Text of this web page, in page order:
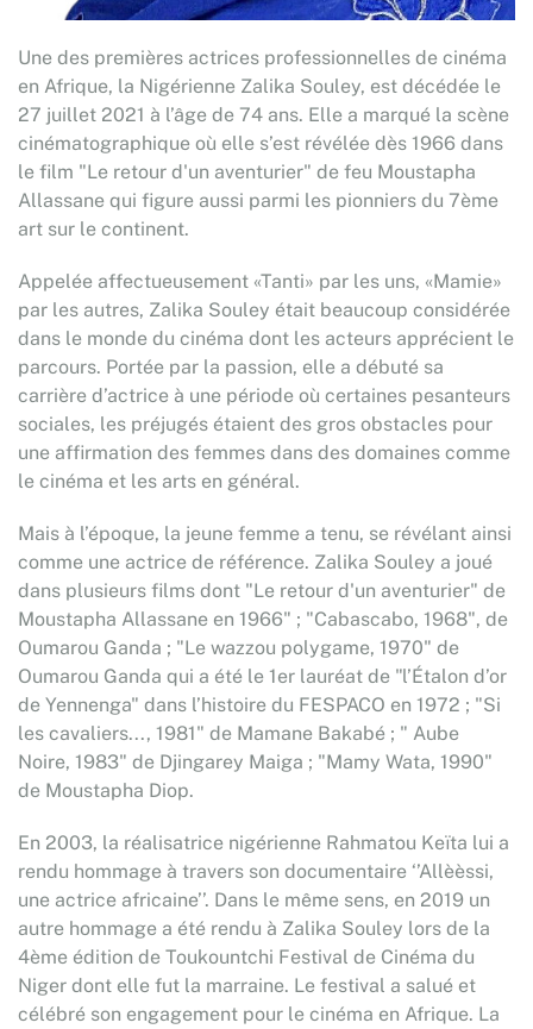
Une des premières actrices professionnelles de cinéma
en Afrique, la Nigérienne Zalika Souley, est décédée le
27 juillet 2021 à l’âge de 74 ans. Elle a marqué la scène
cinématographique où elle s’est révélée dès 1966 dans
le film "Le retour d'un aventurier" de feu Moustapha
Allassane qui figure aussi parmi les pionniers du 7ème
art sur le continent.
Appelée affectueusement «Tanti» par les uns, «Mamie»
par les autres, Zalika Souley était beaucoup considérée
dans le monde du cinéma dont les acteurs apprécient le
parcours. Portée par la passion, elle a débuté sa
carrière d’actrice à une période où certaines pesanteurs
sociales, les préjugés étaient des gros obstacles pour
une affirmation des femmes dans des domaines comme
le cinéma et les arts en général.
Mais à l’époque, la jeune femme a tenu, se révélant ainsi
comme une actrice de référence. Zalika Souley a joué
dans plusieurs films dont "Le retour d'un aventurier" de
Moustapha Allassane en 1966" ; "Cabascabo, 1968", de
Oumarou Ganda ; "Le wazzou polygame, 1970" de
Oumarou Ganda qui a été le 1er lauréat de "l’Étalon d’or
de Yennenga" dans l’histoire du FESPACO en 1972 ; "Si
les cavaliers..., 1981" de Mamane Bakabé ; " Aube
Noire, 1983" de Djingarey Maiga ; "Mamy Wata, 1990"
de Moustapha Diop.
En 2003, la réalisatrice nigérienne Rahmatou Keïta lui a
rendu hommage à travers son documentaire ‘’Allèèssi,
une actrice africaine’’. Dans le même sens, en 2019 un
autre hommage a été rendu à Zalika Souley lors de la
4ème édition de Toukountchi Festival de Cinéma du
Niger dont elle fut la marraine. Le festival a salué et
célébré son engagement pour le cinéma en Afrique. La